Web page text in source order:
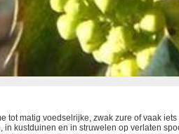
matig voedselrijke, zwak zure of vaak
kustduinen en in struwelen op verlaten